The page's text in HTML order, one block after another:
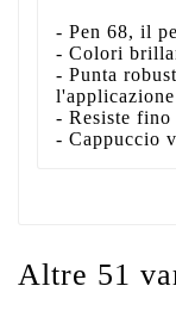
- Pen 68, il
- Colori
- Punta
- Resiste fino
- Cappuccio
Altre 51